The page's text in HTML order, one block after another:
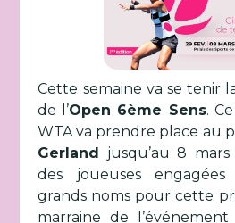
Cette semaine va se tenir
de l’Open 6ème Sens.
WTA va prendre place au
Gerland jusqu’au 8
des joueuses
grands noms pour cette
marraine de l’événement